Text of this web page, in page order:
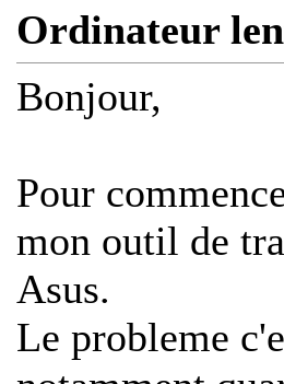
Ordinateur
Bonjour,
Pour
mon outil de
Asus.
Le probleme